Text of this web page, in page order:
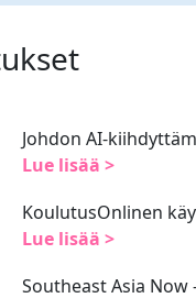
Johdon AI-
Lue lisää >
KoulutusOnlinen
Lue lisää >
Southeast Asia